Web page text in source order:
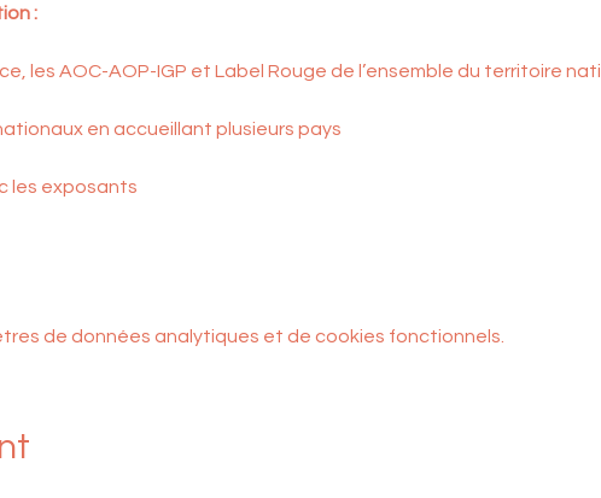
:
les AOC-AOP-IGP et Label Rouge de l’ensemble du territoire
en accueillant plusieurs pays
les exposants
de données analytiques et de cookies fonctionnels.